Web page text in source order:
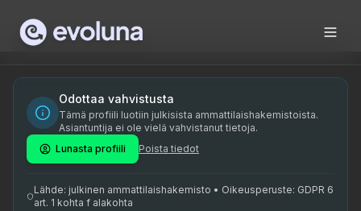
Monika Tamm is a traditional medicine therapist and a
Monika Tamm on spetsialiseerunud Eesti
naturopath, Eesti pärimusmeditsiin, loodusteraapia,
Odottaa vahvistusta
Tämä profiili luotiin julkisista ammattilaishakemistoista.
Asiantuntija ei ole vielä vahvistanut tietoja.
Lunasta profiili
Poista tiedot
Lähde: julkinen ammattilaishakemisto • Oikeusperuste: GDPR 6
art. 1 kohta f alakohta